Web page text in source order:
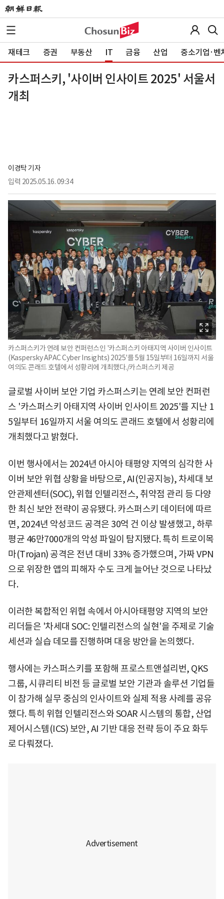
재테크 증권 부동산 IT 금융 산업 중소기업·벤
카스퍼스키, '사이버 인사이트 2025' 서울서
개최
이경탁 기자
입력 2025.05.16. 09:34
카스퍼스키가 연례 보안 컨퍼런스인 '카스퍼스키 아태지역 사이버 인사이트
(Kaspersky APAC Cyber Insights) 2025'를 5월 15일부터 16일까지 서울
여의도 콘래드 호텔에서 성황리에 개최했다./카스퍼스키 제공
글로벌 사이버 보안 기업 카스퍼스키는 연례 보안 컨퍼런
스 '카스퍼스키 아태지역 사이버 인사이트 2025'를 지난 1
5일부터 16일까지 서울 여의도 콘래드 호텔에서 성황리에
개최했다고 밝혔다.
이번 행사에서는 2024년 아시아 태평양 지역의 심각한 사
이버 보안 위협 상황을 바탕으로, AI(인공지능), 차세대 보
안관제센터(SOC), 위협 인텔리전스, 취약점 관리 등 다양
한 최신 보안 전략이 공유됐다. 카스퍼스키 데이터에 따르
면, 2024년 악성코드 공격은 30억 건 이상 발생했고, 하루
평균 46만7000개의 악성 파일이 탐지됐다. 특히 트로이목
마(Trojan) 공격은 전년 대비 33% 증가했으며, 가짜 VPN
으로 위장한 앱의 피해자 수도 크게 늘어난 것으로 나타났
다.
이러한 복합적인 위협 속에서 아시아태평양 지역의 보안
리더들은 '차세대 SOC: 인텔리전스의 실현'을 주제로 기술
세션과 실습 데모를 진행하며 대응 방안을 논의했다.
행사에는 카스퍼스키를 포함해 프로스트앤설리번, QKS
그룹, 시큐리티 비전 등 글로벌 보안 기관과 솔루션 기업들
이 참가해 실무 중심의 인사이트와 실제 적용 사례를 공유
했다. 특히 위협 인텔리전스와 SOAR 시스템의 통합, 산업
제어시스템(ICS) 보안, AI 기반 대응 전략 등이 주요 화두
로 다뤄졌다.